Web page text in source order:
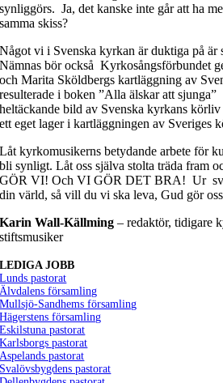
synliggörs. Ja, det kanske inte går att ha
samma skiss?
Något vi i Svenska kyrkan är duktiga på är
Nämnas bör också Kyrkosångsförbundet
och Marita Sköldbergs kartläggning av
resulterade i boken ”Alla älskar att
heltäckande bild av Svenska kyrkans
ett eget lager i kartläggningen av Sveriges
Låt kyrkomusikerns betydande arbete för
bli synligt. Låt oss själva stolta träda fram
GÖR VI! Och VI GÖR DET BRA! Ur
din värld, så vill du vi ska leva, Gud gör
Karin Wall-Källming– redaktör, tidigare
stiftsmusiker
LEDIGA JOBB
Lunds pastorat
Älvdalens församling
Mullsjö-Sandhems församling
Hägerstens församling
Eskilstuna pastorat
Karlsborgs pastorat
Aspelands pastorat
Svalövsbygdens pastorat